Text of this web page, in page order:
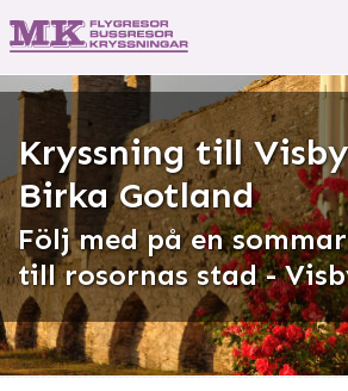
Kryssning till
Birka Gotland
Följ med på en
till rosornas stad -